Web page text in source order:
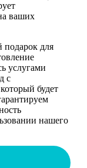
ваших
подарок для
услугами
с
будет
нашего